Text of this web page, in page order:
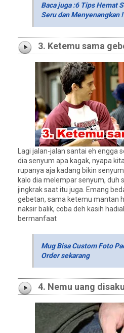
Baca juga :6 Tips Hemat
Seru dan Menyenangkan !
3. Ketemu sama
Lagi jalan-jalan santai eh engga
dia senyum apa kagak, nyapa
rupanya aja kadang bikin
kalo dia melempar senyum, duh
jingkrak saat itu juga. Emang
gebetan, sama ketemu mantan
naksir balik, coba deh kasih
bermanfaat
Mug Bisa Custom Foto
Order sekarang
4. Nemu uang